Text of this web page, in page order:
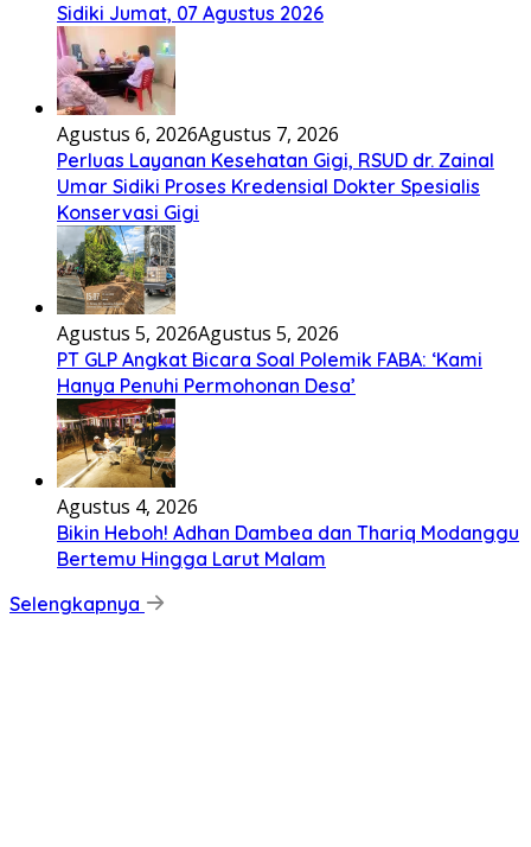
Sidiki Jumat, 07 Agustus 2026
Agustus 6, 2026Agustus 7, 2026
Perluas Layanan Kesehatan Gigi, RSUD dr. Zainal
Umar Sidiki Proses Kredensial Dokter Spesialis
Konservasi Gigi
Agustus 5, 2026Agustus 5, 2026
PT GLP Angkat Bicara Soal Polemik FABA: ‘Kami
Hanya Penuhi Permohonan Desa’
Agustus 4, 2026
Bikin Heboh! Adhan Dambea dan Thariq Modanggu
Bertemu Hingga Larut Malam
Selengkapnya